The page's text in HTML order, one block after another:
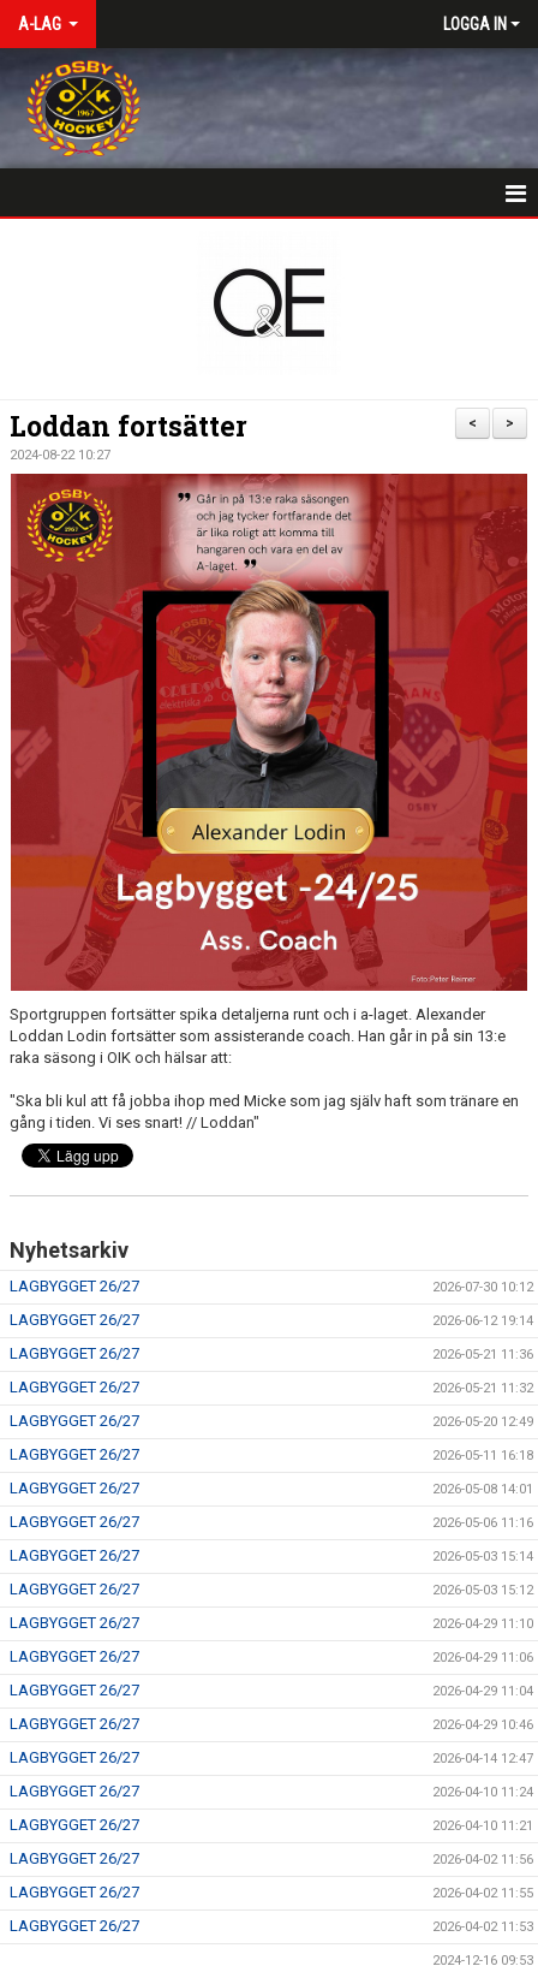
A-LAG LOGGA IN
KONTAKT
>
<
Loddan fortsätter
2024-08-22 10:27
Sportgruppen fortsätter spika detaljerna runt och i a-laget. Alexander
Loddan Lodin fortsätter som assisterande coach. Han går in på sin 13:e
raka säsong i OIK och hälsar att:
"Ska bli kul att få jobba ihop med Micke som jag själv haft som tränare en
gång i tiden. Vi ses snart! // Loddan"
Nyhetsarkiv
LAGBYGGET 26/27 2026-07-30 10:12
LAGBYGGET 26/27 2026-06-12 19:14
LAGBYGGET 26/27 2026-05-21 11:36
LAGBYGGET 26/27 2026-05-21 11:32
LAGBYGGET 26/27 2026-05-20 12:49
LAGBYGGET 26/27 2026-05-11 16:18
LAGBYGGET 26/27 2026-05-08 14:01
LAGBYGGET 26/27 2026-05-06 11:16
LAGBYGGET 26/27 2026-05-03 15:14
LAGBYGGET 26/27 2026-05-03 15:12
LAGBYGGET 26/27 2026-04-29 11:10
LAGBYGGET 26/27 2026-04-29 11:06
LAGBYGGET 26/27 2026-04-29 11:04
LAGBYGGET 26/27 2026-04-29 10:46
LAGBYGGET 26/27 2026-04-14 12:47
LAGBYGGET 26/27 2026-04-10 11:24
LAGBYGGET 26/27 2026-04-10 11:21
LAGBYGGET 26/27 2026-04-02 11:56
LAGBYGGET 26/27 2026-04-02 11:55
LAGBYGGET 26/27 2026-04-02 11:53
2024-12-16 09:53